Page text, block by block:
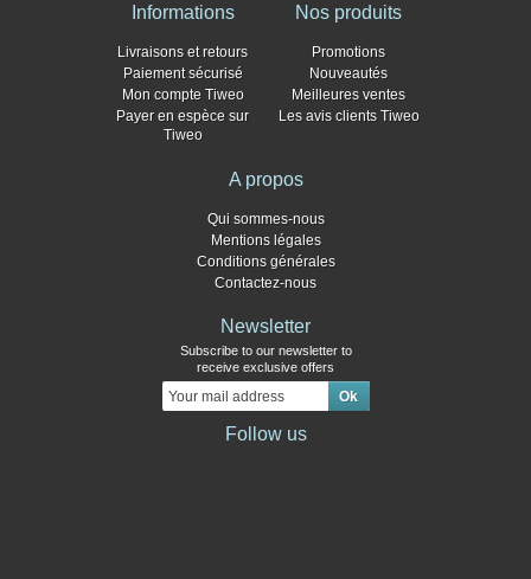
Informations
Livraisons et retours
Paiement sécurisé
Mon compte Tiweo
Payer en espèce sur
Tiweo
Nos produits
Promotions
Nouveautés
Meilleures ventes
Les avis clients Tiweo
A propos
Qui sommes-nous
Mentions légales
Conditions générales
Contactez-nous
Newsletter
Subscribe to our newsletter to
receive exclusive offers
Follow us